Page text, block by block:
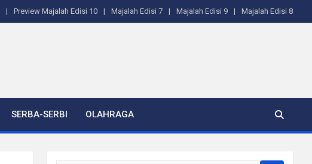
Preview Majalah Edisi 10 Majalah Edisi 7 Majalah Edisi 9 Majalah Edisi 8
SERBA-SERBI OLAHRAGA